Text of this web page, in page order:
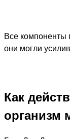
Все компоненты
они могли
Как
организм